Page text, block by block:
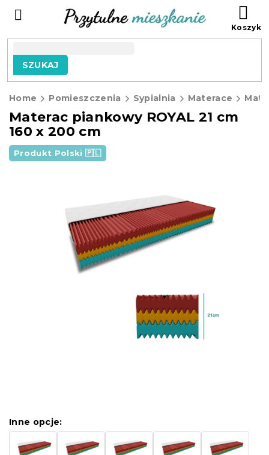
SZUKAJ
Home Pomieszczenia Sypialnia Materace
Materac piankowy ROYAL 21 cm
160 x 200 cm
Produkt Polski 🇵🇱
Inne opcje: